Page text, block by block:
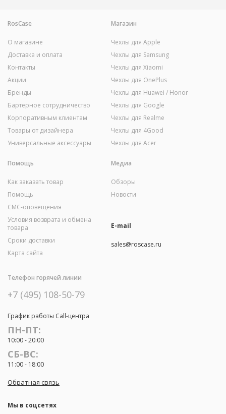
RosCase
О магазине
Доставка и оплата
Контакты
Акции
Бренды
Бартерное сотрудничество
Корпоративным клиентам
Товары от дизайнера
Универсальные аксессуары
Магазин
Чехлы для Apple
Чехлы для Samsung
Чехлы для Xiaomi
Чехлы для OnePlus
Чехлы для Huawei / Honor
Чехлы для Google
Чехлы для Realme
Чехлы для 4Good
Чехлы для Acer
Помощь
Как заказать товар
Помощь
СМС-оповещения
Условия возврата и обмена
товара
Сроки доставки
Карта сайта
Медиа
Обзоры
Новости
E-mail
sales@roscase.ru
Телефон горячей линии
+7 (495) 108-50-79
График работы Call-центра
ПН-ПТ:
10:00 - 20:00
СБ-ВС:
11:00 - 18:00
Обратная связь
Мы в соцсетях